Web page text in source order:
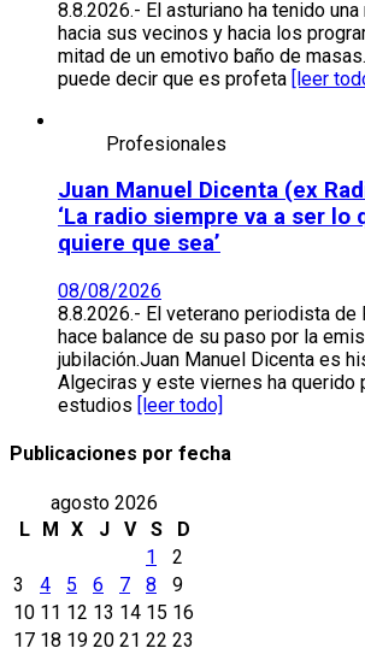
8.8.2026.- El asturiano ha tenido
hacia sus vecinos y hacia los
mitad de un emotivo baño de
puede decir que es profeta [leer
Profesionales
Juan Manuel Dicenta (ex
‘La radio siempre va a ser lo
quiere que sea’
08/08/2026
8.8.2026.- El veterano periodista de
hace balance de su paso por la
jubilación.Juan Manuel Dicenta es
Algeciras y este viernes ha querido
estudios [leer todo]
Publicaciones por fecha
agosto 2026
L
M X J V S
D
1
2
3
4 5 6 7 8
9
10 11 12 13 14 15 16
17 18 19 20 21 22 23